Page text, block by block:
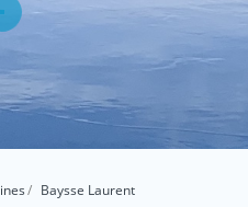
Baysse Laurent